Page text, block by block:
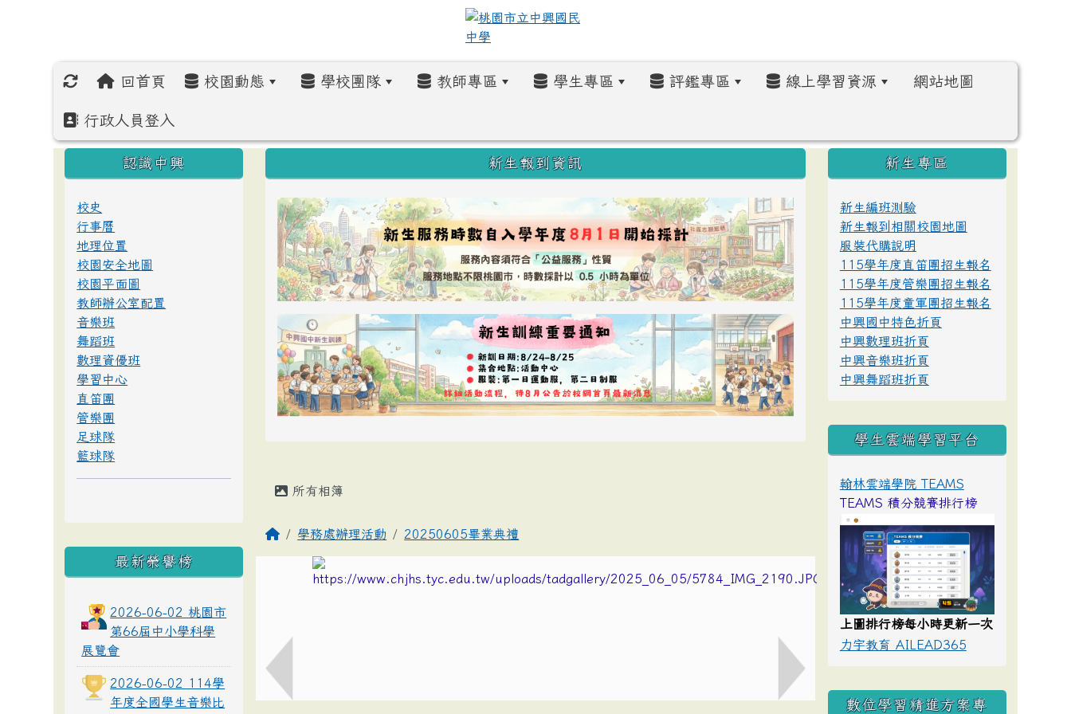
回首頁 校園動態 學校團隊 教師專區 學生專區 評鑑專區 線上學習資源 網站地圖
行政人員登入
:::
新生報到資訊
所有相簿
學務處辦理活動 20250605畢業典禮
:::
認識中興
校史
行事曆
地理位置
校園安全地圖
校園平面圖
教師辦公室配置
音樂班
舞蹈班
數理資優班
學習中心
直笛團
管樂團
足球隊
籃球隊
最新榮譽榜
2026-06-02 桃園市
第66屆中小學科學
展覽會
2026-06-02 114學
年度全國學生音樂比
:::
新生專區
新生編班測驗
新生報到相關校園地圖
服裝代購說明
115學年度直笛團招生報名
115學年度管樂團招生報名
115學年度童軍團招生報名
中興國中特色折頁
中興數理班折頁
中興音樂班折頁
中興舞蹈班折頁
學生雲端學習平台
翰林雲端學院 TEAMS
TEAMS 積分競賽排行榜
上圖排行榜每小時更新一次
力宇教育 AILEAD365
數位學習精進方案專